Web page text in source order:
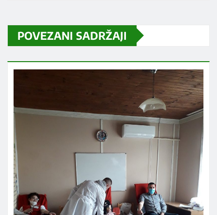
POVEZANI SADRŽAJI